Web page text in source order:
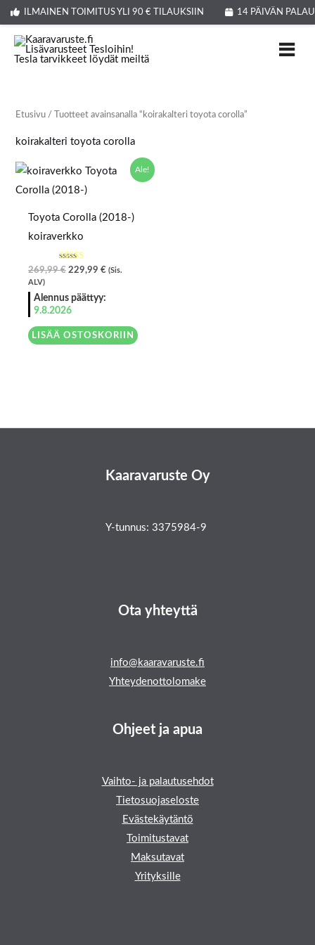
ILMAINEN TOIMITUS YLI 90 € TILAUKSIIN 14 PÄIVÄN
Siirry
sisältöön
Etusivu / Tuotteet avainsanalla “koirakalteri toyota corolla”
koirakalteri toyota corolla
Ale!
Toyota Corolla (2018-)
koiraverkko
Arvostelu
tuotteesta:
/ 5
269,99€
Alkuperäinen
oli:
229,99 €
Nykyinen
(Sis.
ALV)
Alennus päättyy:
9.8.2026
LISÄÄ OSTOSKORIIN
Kaaravaruste Oy
Y-tunnus: 3375984-9
Ota yhteyttä
info@kaaravaruste.fi
Yhteydenottolomake
Ohjeet ja apua
Vaihto- ja palautusehdot
Tietosuojaseloste
Evästekäytäntö
Toimitustavat
Maksutavat
Yrityksille